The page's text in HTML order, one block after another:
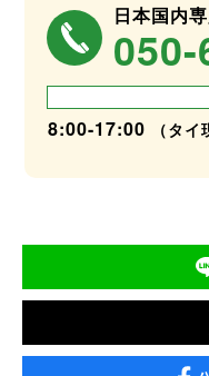
日本国内
8:00-17:00
（タ